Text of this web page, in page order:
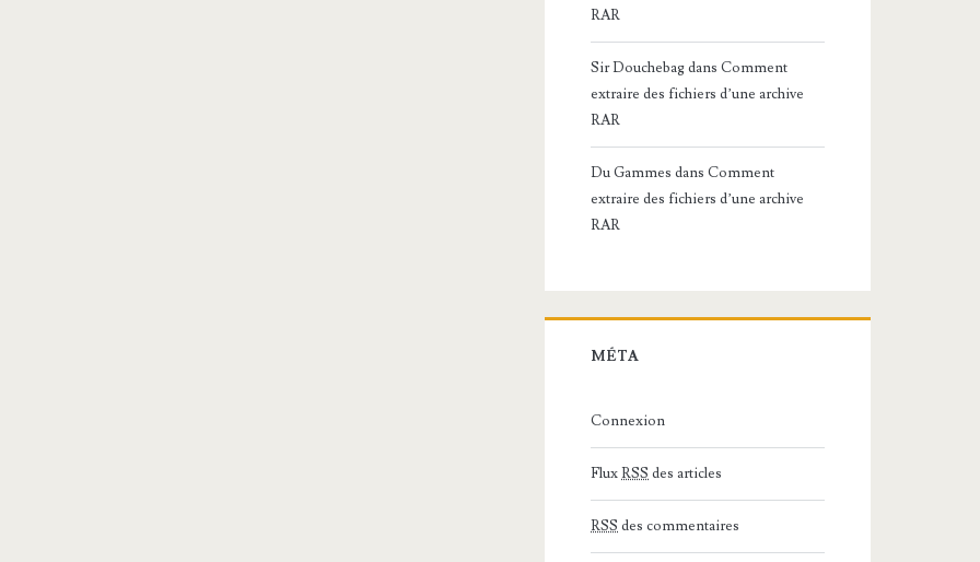
RAR
Sir DouchebagdansComment
extraire des fichiers d’une archive
RAR
Du Gammes dansComment
extraire des fichiers d’une archive
RAR
MÉTA
Connexion
FluxRSS des articles
RSS des commentaires